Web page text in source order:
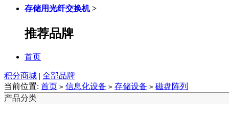
存储用光纤交换机 >
推荐品牌
首页
积分商城 | 全部品牌
当前位置: 首页 > 信息化设备 > 存储设备 > 磁盘阵列
产品分类